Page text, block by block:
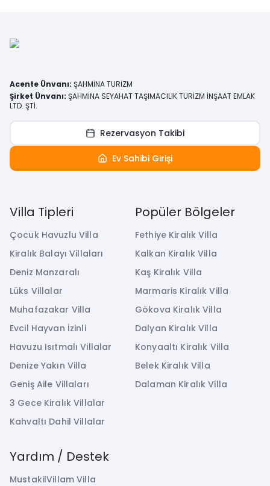
Villa Tipleri
Çocuk Havuzlu Villa
Kiralık Balayı Villaları
Deniz Manzaralı
Lüks Villalar
Muhafazakar Villa
Evcil Hayvan İzinli
Havuzu Isıtmalı Villalar
Denize Yakın Villa
Geniş Aile Villaları
3 Gece Kiralık Villalar
Kahvaltı Dahil Villalar
Popüler Bölgeler
Fethiye Kiralık Villa
Kalkan Kiralık Villa
Kaş Kiralık Villa
Marmaris Kiralık Villa
Gökova Kiralık Villa
Dalyan Kiralık Villa
Konyaaltı Kiralık Villa
Belek Kiralık Villa
Dalaman Kiralık Villa
Yardım / Destek
MustakilVillam Villa
Acente Ünvanı: ŞAHMİNA TURİZM
Şirket Ünvanı: ŞAHMİNA SEYAHAT TAŞIMACILIK TURİZM İNŞAAT EMLAK
LTD. ŞTİ.
Rezervasyon Takibi
Ev Sahibi Girişi